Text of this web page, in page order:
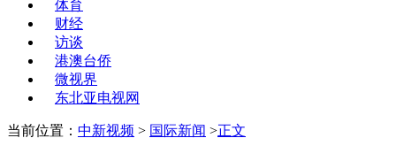
体育
财经
访谈
港澳台侨
微视界
东北亚电视网
当前位置： 中新视频 > 国际新闻 >正文